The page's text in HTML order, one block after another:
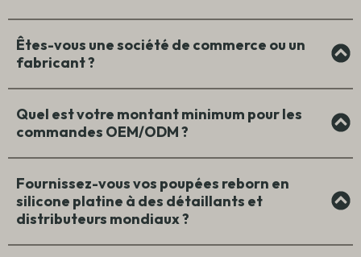
Êtes-vous une société de commerce ou un
fabricant ?
Quel est votre montant minimum pour les
commandes OEM/ODM ?
Fournissez-vous vos poupées reborn en
silicone platine à des détaillants et
distributeurs mondiaux ?